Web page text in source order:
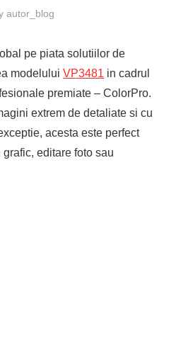
autor_blog
pe piata solutiilor de
modeluluiVP3481 in cadrul
premiate – ColorPro.
extrem de detaliate si cu
acesta este perfect
editare foto sau